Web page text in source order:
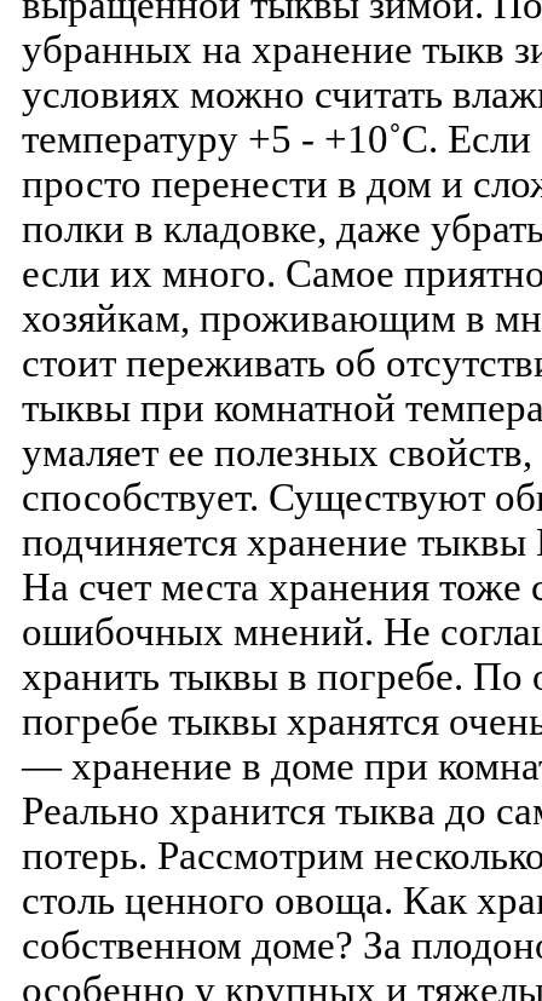
убранных на хранение тыкв
условиях можно считать
температуру +5 - +10˚С.
просто перенести в дом и
полки в кладовке, даже
если их много. Самое
хозяйкам, проживающим в
стоит переживать об
тыквы при комнатной
умаляет ее полезных
способствует. Существуют
подчиняется хранение
На счет места хранения
ошибочных мнений. Не
хранить тыквы в погребе. По
погребе тыквы хранятся
— хранение в доме при
Реально хранится тыква до
потерь. Рассмотрим
столь ценного овоща. Как
собственном доме? За
особенно у крупных и